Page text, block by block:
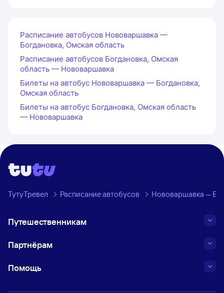
Расписание автобусов Нововаршавка —
Богдановка, Омская область
Расписание автобусов Богдановка, Омская
область — Нововаршавка
Билеты на автобус Нововаршавка — Богдановка,
Омская область
Билеты на автобус Богдановка, Омская область
— Нововаршавка
ТутуТревел Расписание автобусов Нововаршавка —
Путешественникам
Партнёрам
Помощь